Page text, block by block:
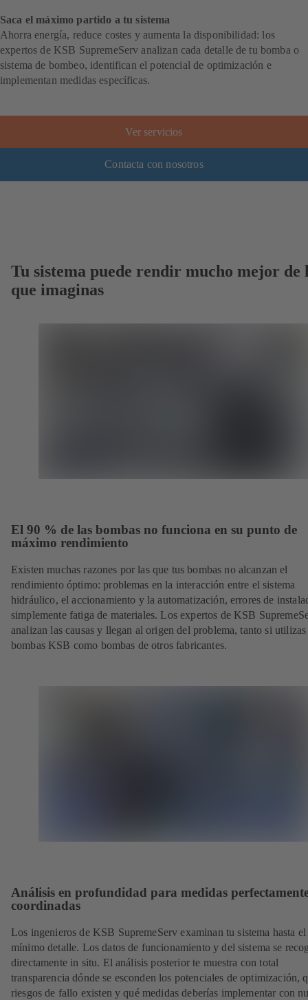
Saca el máximo partido a tu sistema
Ahorra energía, reduce costes y aumenta la disponibilidad: los
expertos de KSB SupremeServ analizan cada detalle de tu bomba o
sistema de bombeo, identifican el potencial de optimización e
implementan medidas específicas.
Ver servicios
Contacta con nosotros
Tu sistema puede rendir mucho mejor de
que imaginas
El 90 % de las bombas no funciona en su punto de
máximo rendimiento
Existen muchas razones por las que tus bombas no alcanzan el
rendimiento óptimo: problemas en la interacción entre el sistema
hidráulico, el accionamiento y la automatización, errores de
simplemente fatiga de materiales. Los expertos de KSB
analizan las causas y llegan al origen del problema, tanto si utilizas
bombas KSB como bombas de otros fabricantes.
Análisis en profundidad para medidas
coordinadas
Los ingenieros de KSB SupremeServ examinan tu sistema hasta el
mínimo detalle. Los datos de funcionamiento y del sistema se
directamente in situ. El análisis posterior te muestra con total
transparencia dónde se esconden los potenciales de optimización,
riesgos de fallo existen y qué medidas deberías implementar con